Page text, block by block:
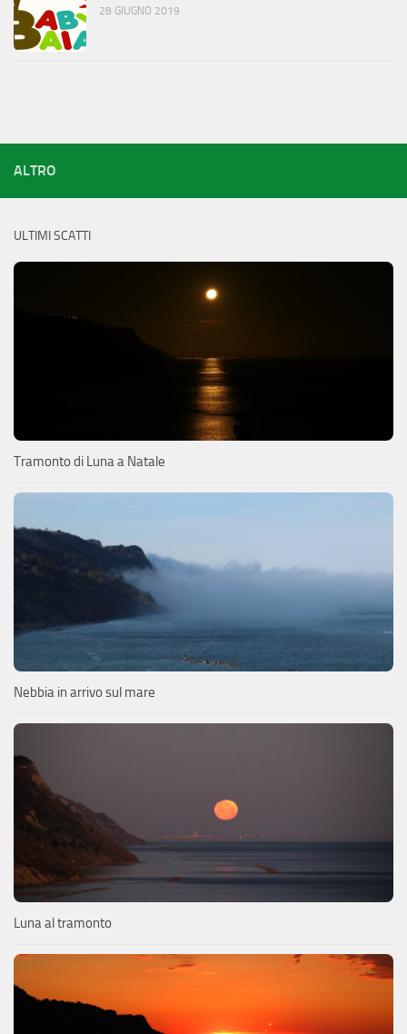
28 GIUGNO 2019
ALTRO
ULTIMI SCATTI
Tramonto di Luna a Natale
Nebbia in arrivo sul mare
Luna al tramonto